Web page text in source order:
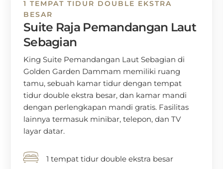
1 TEMPAT TIDUR DOUBLE EKSTRA
BESAR
Suite Raja Pemandangan Laut
Sebagian
King Suite Pemandangan Laut Sebagian di
Golden Garden Dammam memiliki ruang
tamu, sebuah kamar tidur dengan tempat
tidur double ekstra besar, dan kamar mandi
dengan perlengkapan mandi gratis. Fasilitas
lainnya termasuk minibar, telepon, dan TV
layar datar.
1 tempat tidur double ekstra besar